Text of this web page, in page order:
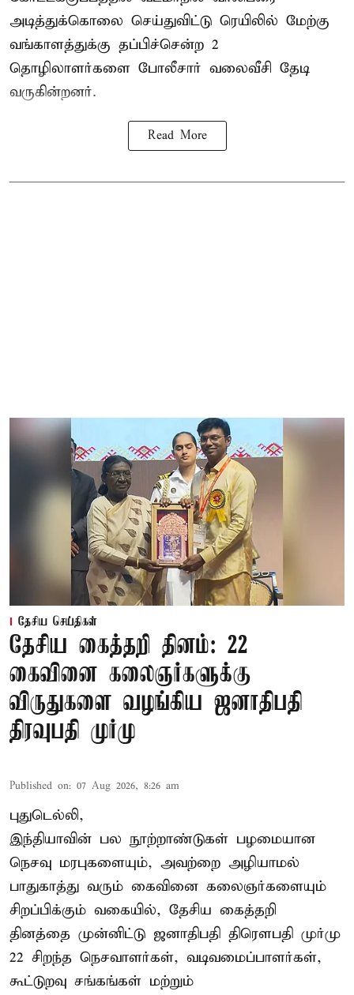
அடித்துக்கொலை செய்துவிட்டு ரெயிலில் மேற்கு
வங்காளத்துக்கு தப்பிச்சென்ற 2
தொழிலாளர்களை போலீசார் வலைவீசி தேடி
வருகின்றனர்.
Read More
தேசிய செய்திகள்
தேசிய கைத்தறி தினம்: 22
கைவினை கலைஞர்களுக்கு
விருதுகளை வழங்கிய ஜனாதிபதி
திரவுபதி முர்மு
Published on: 07 Aug 2026, 8:26 am
புதுடெல்லி,
இந்தியாவின் பல நூற்றாண்டுகள் பழமையான
நெசவு மரபுகளையும், அவற்றை அழியாமல்
பாதுகாத்து வரும் கைவினை கலைஞர்களையும்
சிறப்பிக்கும் வகையில், தேசிய கைத்தறி
தினத்தை முன்னிட்டு ஜனாதிபதி திரௌபதி முர்மு
22 சிறந்த நெசவாளர்கள், வடிவமைப்பாளர்கள்,
கூட்டுறவு சங்கங்கள் மற்றும்